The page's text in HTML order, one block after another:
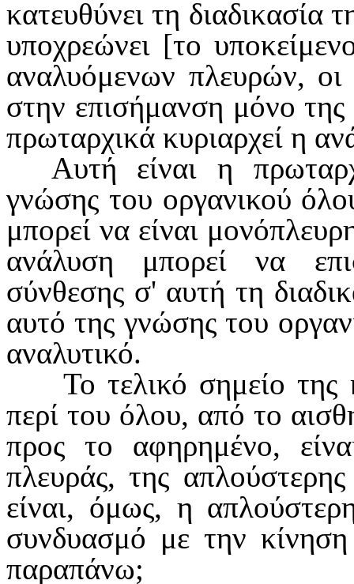
κατευθύνει τη διαδικασία
υποχρεώ­νει [το
αναλυόμενων πλευρών, οι
στην επισήμανση μόνο
πρωταρχικά κυριαρχεί η
Αυτή είναι η
γνώσης του οργανικού
μπορεί να είναι
ανάλυση μπορεί να
σύνθεσης σ' αυτή τη
αυτό της γνώσης του
αναλυτικό.
Το τελικό σημείο
περί του όλου, από το
προς το αφηρημένο,
πλευράς, της
είναι, όμως, η
συνδυασμό με την
παραπάνω;